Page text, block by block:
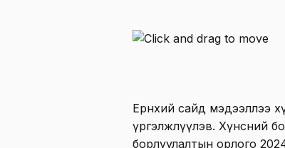
Ерөнхий сайд мэдээллээ
үргэлжлүүлэв. Хүнсний
борлуулалтын орлого 2024